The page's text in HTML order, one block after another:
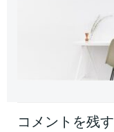
コメントを残す